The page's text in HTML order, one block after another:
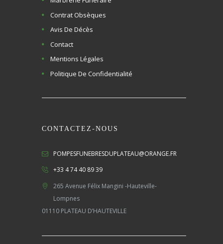
Contrat Obsèques
Avis De Décès
Contact
Mentions Légales
Politique De Confidentialité
CONTACTEZ-NOUS
POMPESFUNEBRESDUPLATEAU@ORANGE.FR
+33 4 74 40 89 39
265 Avenue Félix Mangini -Hauteville-
Lompnes
01110 PLATEAU D’HAUTEVILLE